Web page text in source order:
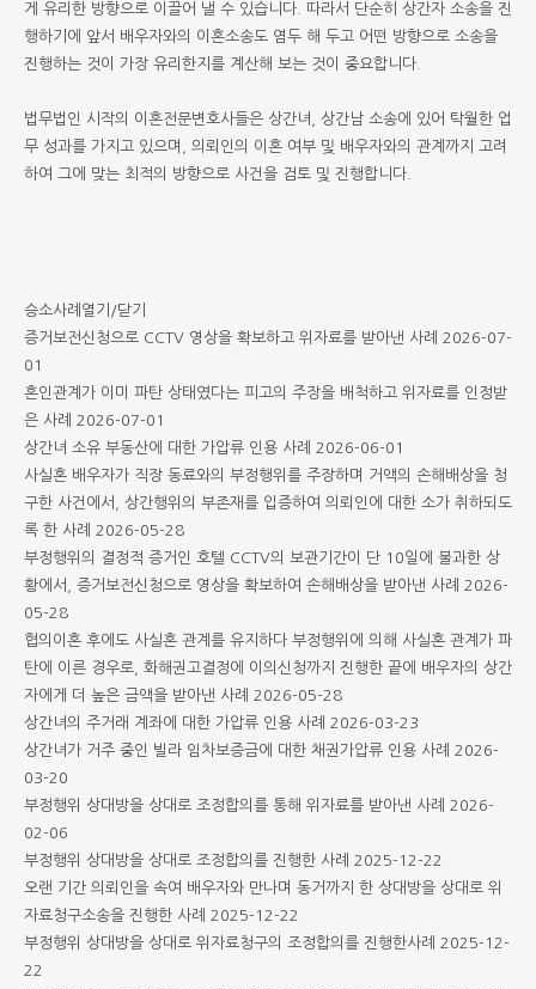
게 유리한 방향으로 이끌어 낼 수 있습니다. 따라서 단순히 상간자 소송을 진
행하기에 앞서 배우자와의 이혼소송도 염두 해 두고 어떤 방향으로 소송을
진행하는 것이 가장 유리한지를 계산해 보는 것이 중요합니다.
법무법인 시작의 이혼전문변호사들은 상간녀, 상간남 소송에 있어 탁월한 업
무 성과를 가지고 있으며, 의뢰인의 이혼 여부 및 배우자와의 관계까지 고려
하여 그에 맞는 최적의 방향으로 사건을 검토 및 진행합니다.
승소사례 열기/닫기
증거보전신청으로 CCTV 영상을 확보하고 위자료를 받아낸 사례
2026-07-
01
혼인관계가 이미 파탄 상태였다는 피고의 주장을 배척하고 위자료를 인정받
은 사례
2026-07-01
상간녀 소유 부동산에 대한 가압류 인용 사례
2026-06-01
사실혼 배우자가 직장 동료와의 부정행위를 주장하며 거액의 손해배상을 청
구한 사건에서, 상간행위의 부존재를 입증하여 의뢰인에 대한 소가 취하되도
록 한 사례
2026-05-28
부정행위의 결정적 증거인 호텔 CCTV의 보관기간이 단 10일에 불과한 상
황에서, 증거보전신청으로 영상을 확보하여 손해배상을 받아낸 사례
2026-
05-28
협의이혼 후에도 사실혼 관계를 유지하다 부정행위에 의해 사실혼 관계가 파
탄에 이른 경우로, 화해권고결정에 이의신청까지 진행한 끝에 배우자의 상간
자에게 더 높은 금액을 받아낸 사례
2026-05-28
상간녀의 주거래 계좌에 대한 가압류 인용 사례
2026-03-23
상간녀가 거주 중인 빌라 임차보증금에 대한 채권가압류 인용 사례
2026-
03-20
부정행위 상대방을 상대로 조정합의를 통해 위자료를 받아낸 사례
2026-
02-06
부정행위 상대방을 상대로 조정합의를 진행한 사례
2025-12-22
오랜 기간 의뢰인을 속여 배우자와 만나며 동거까지 한 상대방을 상대로 위
자료청구소송을 진행한 사례
2025-12-22
부정행위 상대방을 상대로 위자료청구의 조정합의를 진행한사례
2025-12-
22